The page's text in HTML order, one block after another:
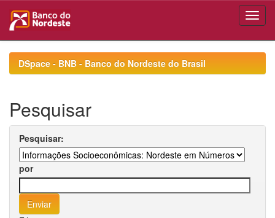
navigationDSpace - BNB - Banco do Nordeste do Brasil
Pesquisar
Pesquisar:
por